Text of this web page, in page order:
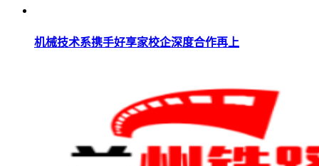
机械技术系携手好享家校企深度合作再上